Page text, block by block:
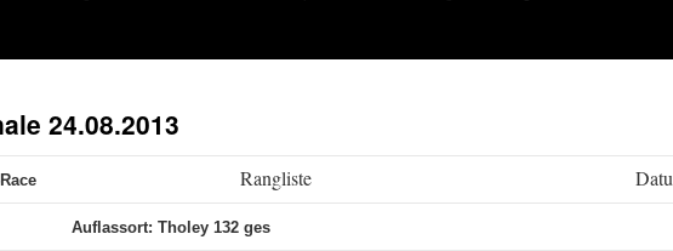
24.08.2013
Rangliste
Auflassort: Tholey 132 ges